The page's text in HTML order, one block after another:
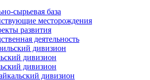
сырьевая база
месторождения
развития
деятельность
дивизион
дивизион
дивизион
дивизион